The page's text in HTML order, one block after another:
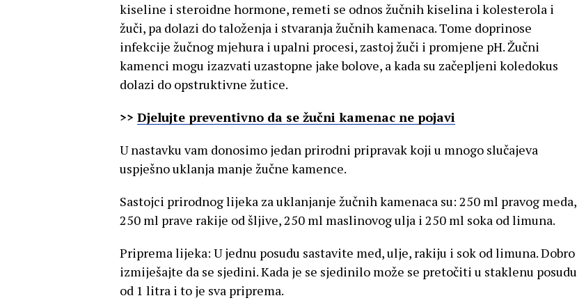
kiseline i steroidne hormone, remeti se odnos žučnih kiselina i kolesterola i
žuči, pa dolazi do taloženja i stvaranja žučnih kamenaca. Tome doprinose
infekcije žučnog mjehura i upalni procesi, zastoj žuči i promjene pH. Žučni
kamenci mogu izazvati uzastopne jake bolove, a kada su začepljeni koledokus
dolazi do opstruktivne žutice.
>> Djelujte preventivno da se žučni kamenac ne pojavi
U nastavku vam donosimo jedan prirodni pripravak koji u mnogo slučajeva
uspješno uklanja manje žučne kamence.
Sastojci prirodnog lijeka za uklanjanje žučnih kamenaca su: 250 ml pravog meda,
250 ml prave rakije od šljive, 250 ml maslinovog ulja i 250 ml soka od limuna.
Priprema lijeka: U jednu posudu sastavite med, ulje, rakiju i sok od limuna. Dobro
izmiješajte da se sjedini. Kada je se sjedinilo može se pretočiti u staklenu posudu
od 1 litra i to je sva priprema.